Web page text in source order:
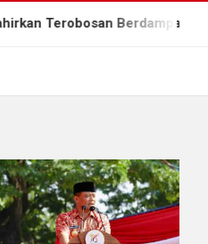
Berdampak Nyata, “Kepala